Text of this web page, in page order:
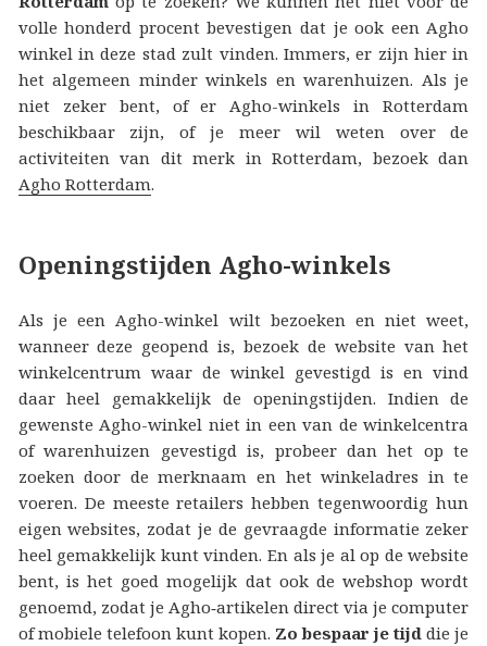
volle honderd procent bevestigen dat je ook een Agho
winkel in deze stad zult vinden. Immers, er zijn hier in
het algemeen minder winkels en warenhuizen. Als je
niet zeker bent, of er Agho-winkels in Rotterdam
beschikbaar zijn, of je meer wil weten over de
activiteiten van dit merk in Rotterdam, bezoek dan
Agho Rotterdam.
Openingstijden Agho-winkels
Als je een Agho-winkel wilt bezoeken en niet weet,
wanneer deze geopend is, bezoek de website van het
winkelcentrum waar de winkel gevestigd is en vind
daar heel gemakkelijk de openingstijden. Indien de
gewenste Agho-winkel niet in een van de winkelcentra
of warenhuizen gevestigd is, probeer dan het op te
zoeken door de merknaam en het winkeladres in te
voeren. De meeste retailers hebben tegenwoordig hun
eigen websites, zodat je de gevraagde informatie zeker
heel gemakkelijk kunt vinden. En als je al op de website
bent, is het goed mogelijk dat ook de webshop wordt
genoemd, zodat je Agho‑artikelen direct via je computer
of mobiele telefoon kunt kopen. Zo bespaar je tijd die je